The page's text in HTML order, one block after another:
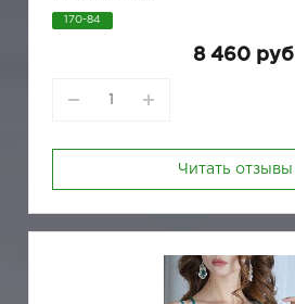
170-84
8 460 руб
Читать отзывы